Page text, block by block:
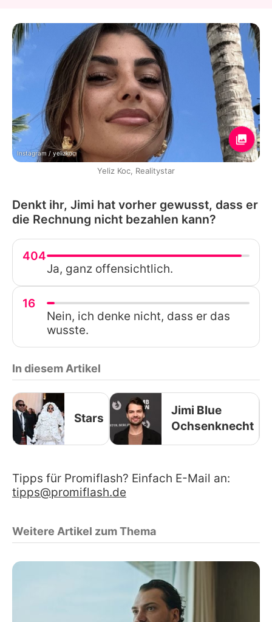
Instagram / yelizkoc
Yeliz Koc, Realitystar
Denkt ihr, Jimi hat vorher gewusst, dass er
die Rechnung nicht bezahlen kann?
404
Ja, ganz offensichtlich.
16
Nein, ich denke nicht, dass er das
wusste.
In diesem Artikel
Stars
Jimi Blue
Ochsenknecht
Tipps für Promiflash? Einfach E-Mail an:
tipps@promiflash.de
Weitere Artikel zum Thema